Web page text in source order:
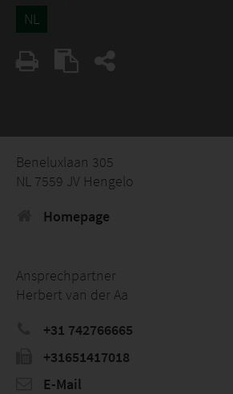
NL
Beneluxlaan 305
NL 7559 JV Hengelo
Homepage
Ansprechpartner
Herbert van der Aa
+31 742766665
+31651417018
E-Mail